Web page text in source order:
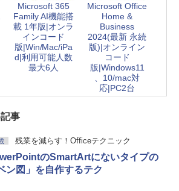
Microsoft 365
Family AI機能搭
載 1年版|オンラ
インコード
版|Win/Mac/iPa
d|利用可能人数
最大6人
Microsoft Office
Home &
Business
2024(最新 永続
版)|オンライン
コード
版|Windows11
、10/mac対
応|PC2台
事
残業を減らす！Officeテクニック
のSmartArtにないタイプの
ン図」を自作するテク